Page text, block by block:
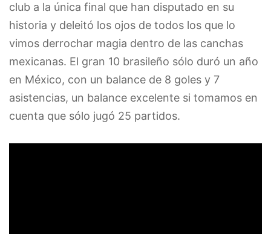
club a la única final que han disputado en su
historia y deleitó los ojos de todos los que lo
vimos derrochar magia dentro de las canchas
mexicanas. El gran 10 brasileño sólo duró un año
en México, con un balance de 8 goles y 7
asistencias, un balance excelente si tomamos en
cuenta que sólo jugó 25 partidos.